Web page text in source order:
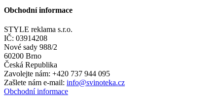
Obchodní informace
STYLE reklama s.r.o.
IČ: 03914208
Nové sady 988/2
60200 Brno
Česká Republika
Zavolejte nám: +420 737 944 095
Zašlete nám e-mail: info@svinoteka.cz
Obchodní informace